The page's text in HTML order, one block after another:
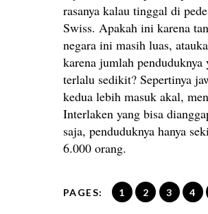
rasanya kalau tinggal di
Swiss. Apakah ini karena
negara ini masih luas,
karena jumlah penduduknya
terlalu sedikit? Sepertinya
kedua lebih masuk akal,
Interlaken yang bisa
saja, penduduknya hanya
6.000 orang.
PAGES: 1 2 3 4